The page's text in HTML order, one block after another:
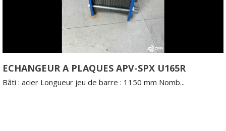
ECHANGEUR A PLAQUES APV-SPX U165R
Bâti : acier Longueur jeu de barre : 1150 mm Nomb...